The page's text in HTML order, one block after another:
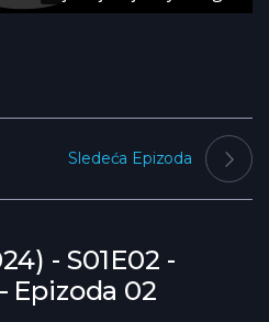
- S01E02 -
Epizoda 02
Sledeća Epizoda